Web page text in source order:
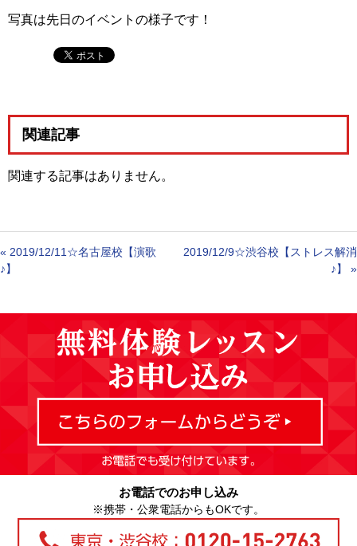
写真は先日のイベントの様子です！
関連記事
関連する記事はありません。
« 2019/12/11☆名古屋校【演歌
♪】
2019/12/9☆渋谷校【ストレス解消
♪】
»
お電話でのお申し込み
※携帯・公衆電話からもOKです。